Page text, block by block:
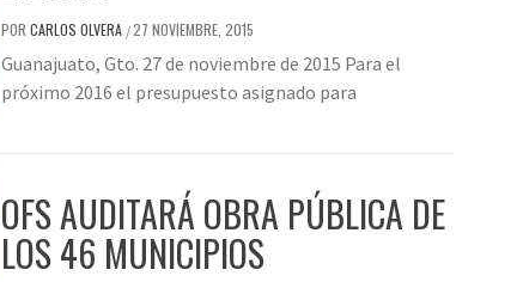
POR CARLOS OLVERA /27 NOVIEMBRE, 2015
Guanajuato, Gto. 27 de noviembre de 2015 Para el
próximo 2016 el presupuesto asignado para
OFS AUDITARÁ OBRA PÚBLICA DE
LOS 46 MUNICIPIOS